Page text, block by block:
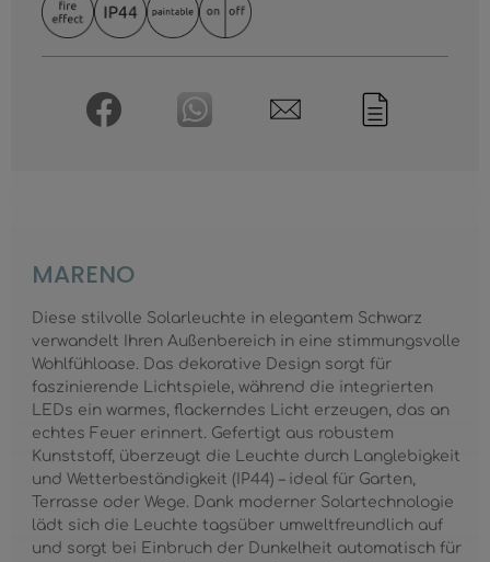
MARENO
Diese stilvolle Solarleuchte in elegantem Schwarz
verwandelt Ihren Außenbereich in eine stimmungsvolle
Wohlfühloase. Das dekorative Design sorgt für
faszinierende Lichtspiele, während die integrierten
LEDs ein warmes, flackerndes Licht erzeugen, das an
echtes Feuer erinnert. Gefertigt aus robustem
Kunststoff, überzeugt die Leuchte durch Langlebigkeit
und Wetterbeständigkeit (IP44) – ideal für Garten,
Terrasse oder Wege. Dank moderner Solartechnologie
lädt sich die Leuchte tagsüber umweltfreundlich auf
und sorgt bei Einbruch der Dunkelheit automatisch für